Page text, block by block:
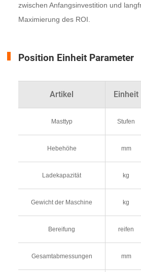
zwischen Anfangsinvestition und
Maximierung des ROI.
Position Einheit Parameter
Artikel Einheit
Masttyp Stufen
Hebehöhe mm
Ladekapazität kg
Gewicht der Maschine kg
Bereifung reifen
Gesamtabmessungen mm